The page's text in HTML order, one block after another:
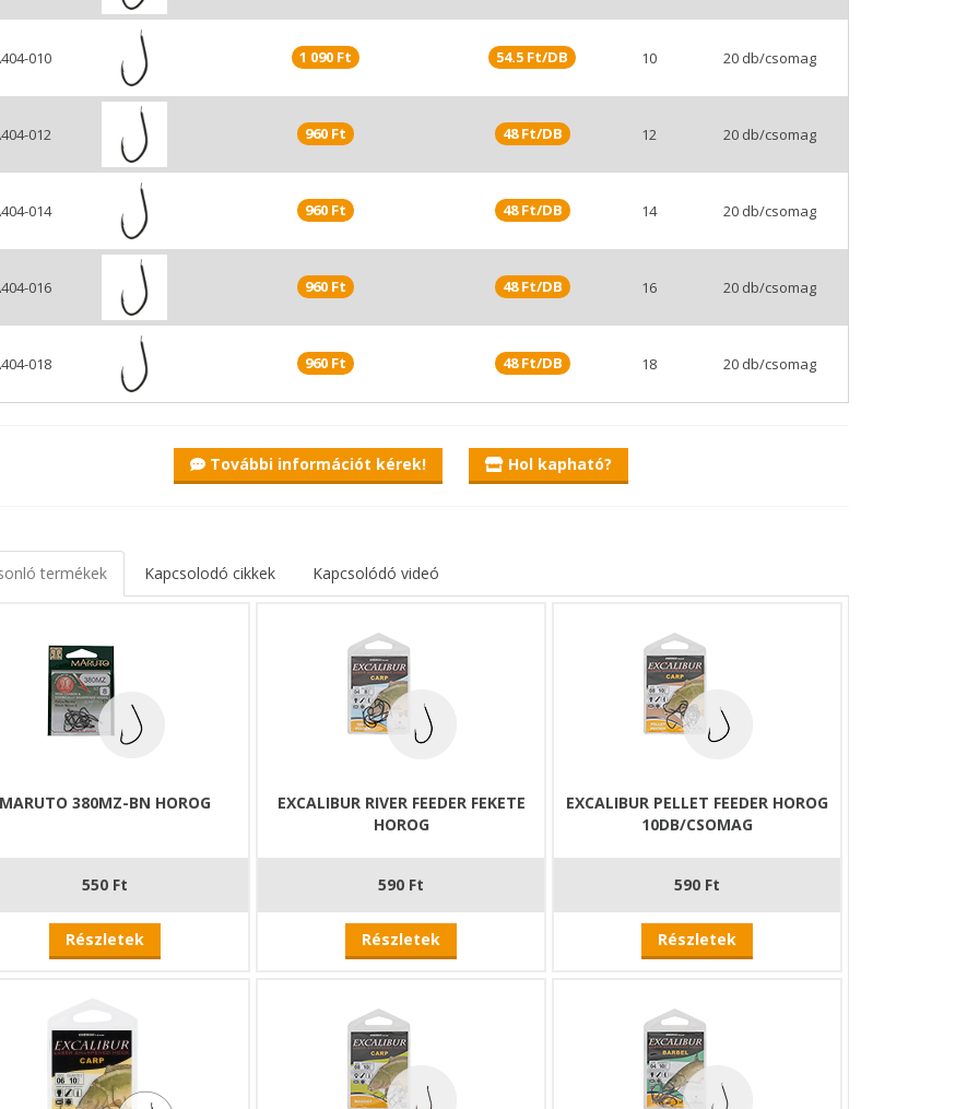
010 1 090 Ft 54.5 Ft/DB 10 20 db/csomag
012 960 Ft 48 Ft/DB 12 20 db/csomag
014 960 Ft 48 Ft/DB 14 20 db/csomag
016 960 Ft 48 Ft/DB 16 20 db/csomag
018 960 Ft 48 Ft/DB 18 20 db/csomag
További információt kérek! Hol kapható?
termékek Kapcsolodó cikkek Kapcsolódó videó
MARUTO 380MZ-BN HOROG
550 Ft
Részletek
EXCALIBUR RIVER FEEDER FEKETE
HOROG
590 Ft
Részletek
EXCALIBUR PELLET FEEDER HOROG
10DB/CSOMAG
590 Ft
Részletek